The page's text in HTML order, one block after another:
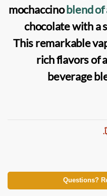
mochaccinoblend
chocolate with a
This remarkable
rich flavors of
beverage
Questions?